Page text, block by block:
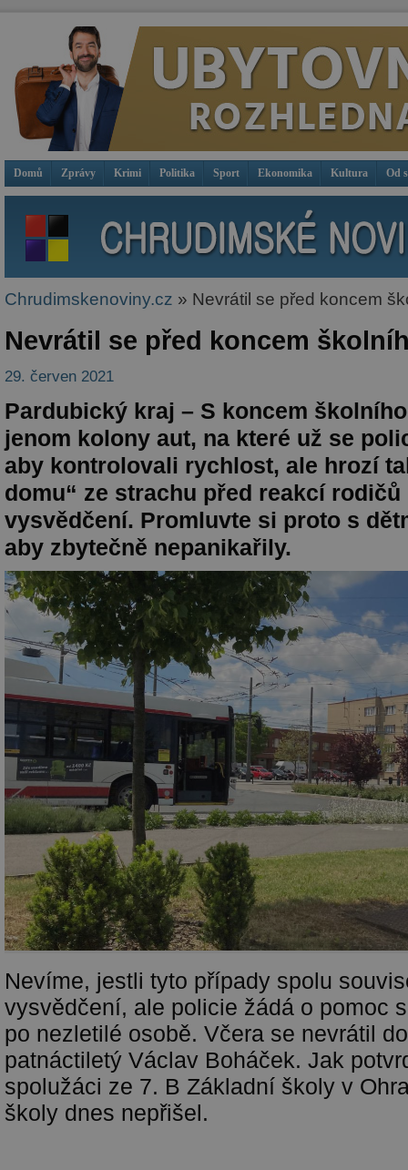
Domů Zprávy Krimi Politika Sport Ekonomika Kultura Od
Chrudimskenoviny.cz » Nevrátil se před koncem
Nevrátil se před koncem
29. červen 2021
Pardubický kraj – S koncem
jenom kolony aut, na které už se
aby kontrolovali rychlost, ale hrozí
domu“ ze strachu před reakcí
vysvědčení. Promluvte si proto s
aby zbytečně nepanikařily.
Nevíme, jestli tyto případy spolu
vysvědčení, ale policie žádá o pomoc
po nezletilé osobě. Včera se nevrátil
patnáctiletý Václav Boháček. Jak
spolužáci ze 7. B Základní školy v
školy dnes nepřišel.